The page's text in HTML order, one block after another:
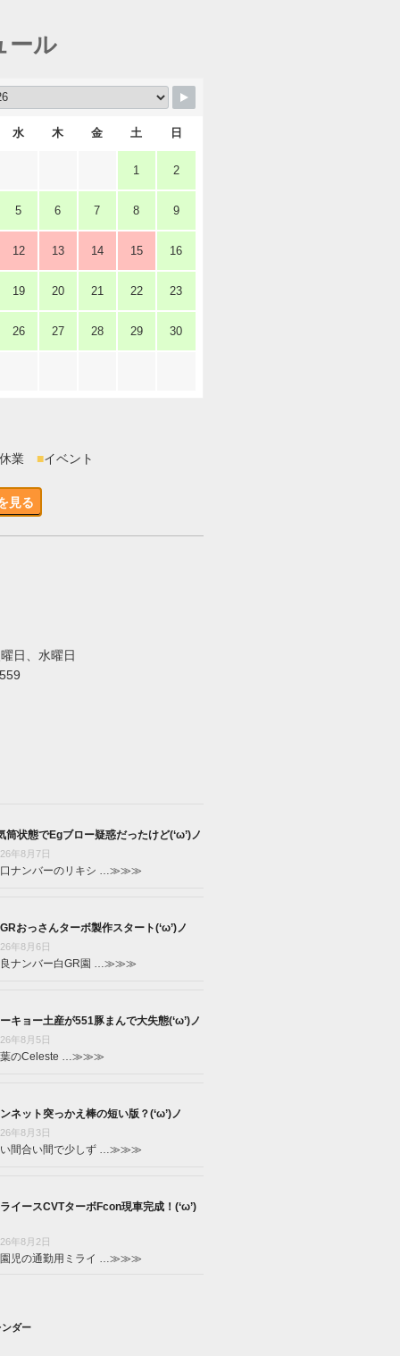
ール
水 木 金 土 日
1 2
5 6 7 8 9
12 13 14 15 16
19 20 21 22 23
26 27 28 29 30
業 ■イベント
見る
日、水曜日
筒状態でEgブロー疑惑だったけど(‘ω’)ノ
年8月7日
ナンバーのリキシ …≫≫≫
おっさんターボ製作スタート(‘ω’)ノ
年8月6日
ナンバー白GR園 …≫≫≫
キョー土産が551豚まんで大失態(‘ω’)ノ
年8月5日
のCeleste …≫≫≫
ネット突っかえ棒の短い版？(‘ω’)ノ
年8月3日
間合い間で少しず …≫≫≫
イースCVTターボFcon現車完成！(‘ω’)
年8月2日
児の通勤用ミライ …≫≫≫
ダー